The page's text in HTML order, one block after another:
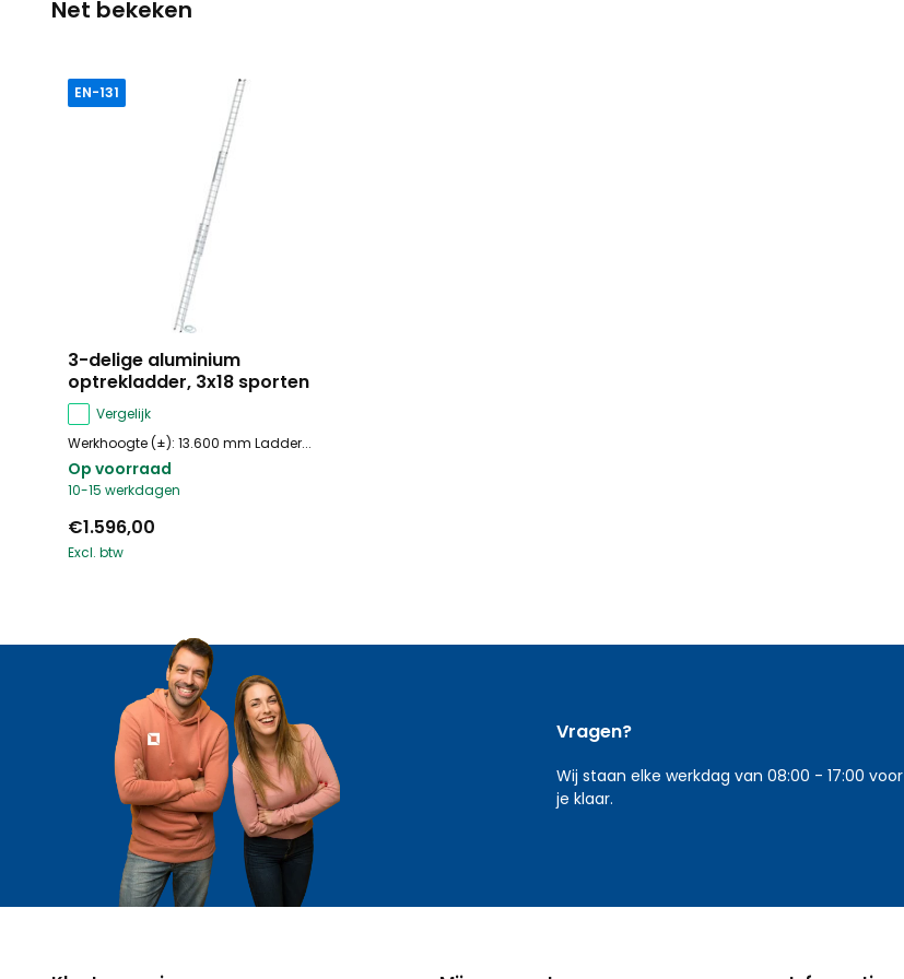
Net bekeken
EN-131
3-delige aluminium
optrekladder, 3x18 sporten
Vergelijk
Werkhoogte (±): 13.600 mm Ladder...
Op voorraad
10-15 werkdagen
€1.596,00
Excl. btw
Vragen?
Wij staan elke werkdag van 08:00 - 17:00 voor
je klaar.